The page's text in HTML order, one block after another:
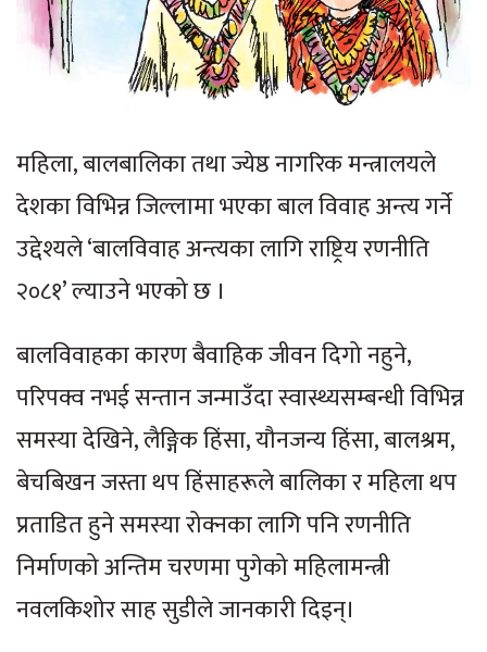
महिला, बालबालिका तथा ज्येष्ठ नागरिक मन्त्रालयले
देशका विभिन्न जिल्लामा भएका बाल विवाह अन्त्य गर्ने
उद्देश्यले ‘बालविवाह अन्त्यका लागि राष्ट्रिय रणनीति
२०८१’ ल्याउने भएको छ ।
बालविवाहका कारण बैवाहिक जीवन दिगो नहुने,
परिपक्व नभई सन्तान जन्माउँदा स्वास्थ्यसम्बन्धी विभिन्न
समस्या देखिने, लैङ्गिक हिंसा, यौनजन्य हिंसा, बालश्रम,
बेचबिखन जस्ता थप हिंसाहरूले बालिका र महिला थप
प्रताडित हुने समस्या रोक्नका लागि पनि रणनीति
निर्माणको अन्तिम चरणमा पुगेको महिलामन्त्री
नवलकिशोर साह सुडीले जानकारी दिइन्।